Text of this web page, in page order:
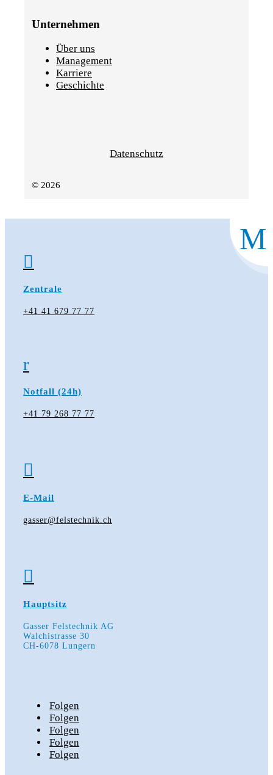
Unternehmen
Über uns
Management
Karriere
Geschichte
Datenschutz
© 2026
M

Zentrale
+41 41 679 77 77
r
Notfall (24h)
+41 79 268 77 77

E-Mail
gasser@felstechnik.ch

Hauptsitz
Gasser Felstechnik AG
Walchistrasse 30
CH-6078 Lungern
Folgen
Folgen
Folgen
Folgen
Folgen